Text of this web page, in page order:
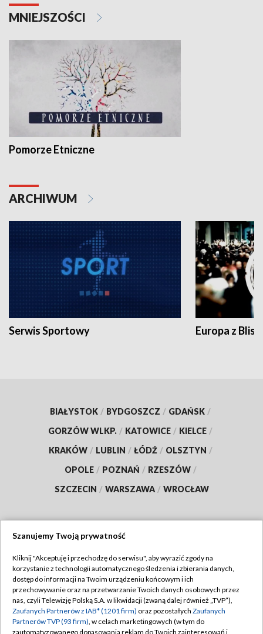
MNIEJSZOŚCI
Pomorze Etniczne
ARCHIWUM
Serwis Sportowy Europa z
BIAŁYSTOK / BYDGOSZCZ / GDAŃSK /
GORZÓW WLKP. / KATOWICE / KIELCE /
KRAKÓW / LUBLIN / ŁÓDŹ / OLSZTYN /
OPOLE / POZNAŃ / RZESZÓW /
SZCZECIN / WARSZAWA / WROCŁAW
TVP
Abonament TVP
Emisja w TVP
Centrum informacji TVP
Regulamin TVP
Polityka prywatności
Moje zgody
Szanujemy Twoją prywatność
Kliknij "Akceptuję i przechodzę do serwisu", aby wyrazić zgody na
korzystanie z technologii automatycznego śledzenia i zbierania danych,
dostęp do informacji na Twoim urządzeniu końcowym i ich
przechowywanie oraz na przetwarzanie Twoich danych osobowych przez
nas, czyli Telewizję Polską S.A. w likwidacji (zwaną dalej również „TVP”),
Zaufanych Partnerów z IAB* (1201 firm) oraz pozostałych Zaufanych
Partnerów TVP (93 firm), w celach marketingowych (w tym do
zautomatyzowanego dopasowania reklam do Twoich zainteresowań i